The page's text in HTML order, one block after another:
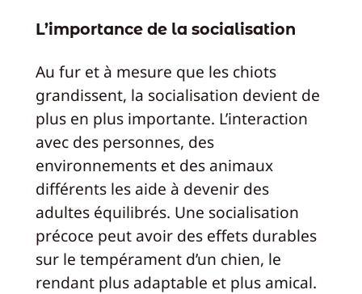
L’importance de la socialisation
Au fur et à mesure que les chiots
grandissent, la socialisation devient de
plus en plus importante. L’interaction
avec des personnes, des
environnements et des animaux
différents les aide à devenir des
adultes équilibrés. Une socialisation
précoce peut avoir des effets durables
sur le tempérament d’un chien, le
rendant plus adaptable et plus amical.